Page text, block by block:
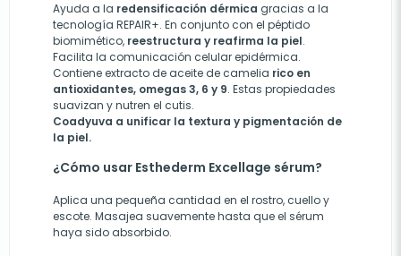
Ayuda a la redensificación dérmica gracias a la
tecnología REPAIR+. En conjunto con el péptido
biomimético, reestructura y reafirma la piel.
Facilita la comunicación celular epidérmica.
Contiene extracto de aceite de camelia rico en
antioxidantes, omegas 3, 6 y 9. Estas propiedades
suavizan y nutren el cutis.
Coadyuva a unificar la textura y pigmentación de
la piel.
¿Cómo usar Esthederm Excellage sérum?
Aplica una pequeña cantidad en el rostro, cuello y
escote. Masajea suavemente hasta que el sérum
haya sido absorbido.